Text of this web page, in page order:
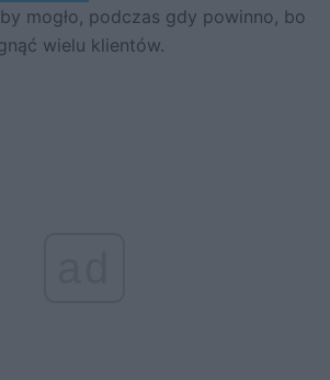
mogło, podczas gdy powinno, bo
wielu klientów.